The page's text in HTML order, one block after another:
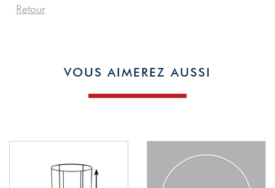
Retour
VOUS AIMEREZ AUSSI